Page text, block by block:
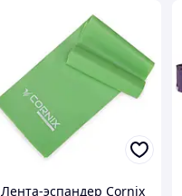
Лента-эспандер Cornix